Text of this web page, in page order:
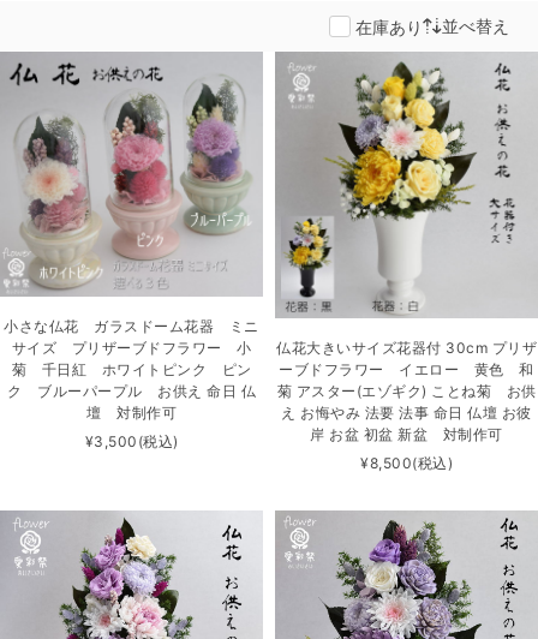
並べ替え
在庫あり
小さな仏花 ガラスドーム花器 ミニ
サイズ プリザーブドフラワー 小
菊 千日紅 ホワイトピンク ピン
ク ブルーパープル お供え 命日 仏
壇 対制作可
¥3,500 (税込)
仏花大きいサイズ花器付 30cm プリザ
ーブドフラワー イエロー 黄色 和
菊 アスター(エゾギク) ことね菊 お供
え お悔やみ 法要 法事 命日 仏壇 お彼
岸 お盆 初盆 新盆 対制作可
¥8,500(税込)